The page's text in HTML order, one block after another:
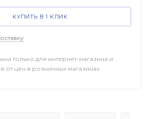
КУПИТЬ В 1 КЛИК
только для интернет-магазина и
от цен в розничных магазинах